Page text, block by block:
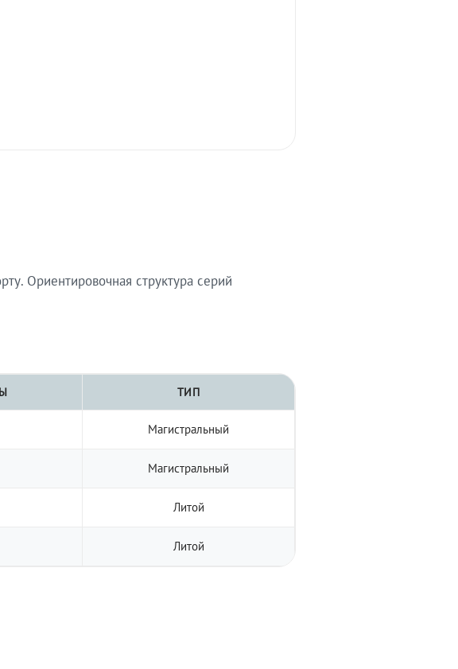
Ориентировочная структура серий
ТИП
Магистральный
Магистральный
Литой
Литой